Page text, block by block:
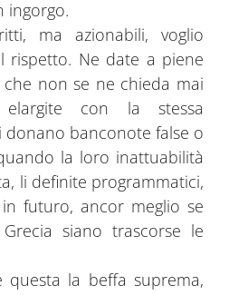
ingorgo.
ma azionabili, voglio
rispetto. Ne date a piene
non se ne chieda mai
elargite con la stessa
donano banconote false o
la loro inattuabilità
li definite programmatici,
futuro, ancor meglio se
siano trascorse le
la beffa suprema,